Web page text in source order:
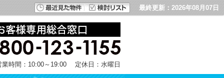
最終更新：2026年08月07日
業時間：10:00～19:00 定休日：水曜日